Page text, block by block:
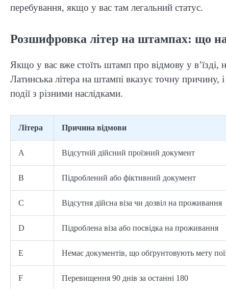
перебування, якщо у вас там легальний статус.
Розшифровка літер на штампах: що
Якщо у вас вже стоїть штамп про відмову у
Латинська літера на штампі вказує точну причину,
події з різними наслідками.
Літера Причина відмови
A Відсутній дійсний проїзний документ
B Підроблений або фіктивний документ
C Відсутня дійсна віза чи дозвіл на проживання
D Підроблена віза або посвідка на проживання
E Немає документів, що обґрунтовують мету
F Перевищення 90 днів за останні 180